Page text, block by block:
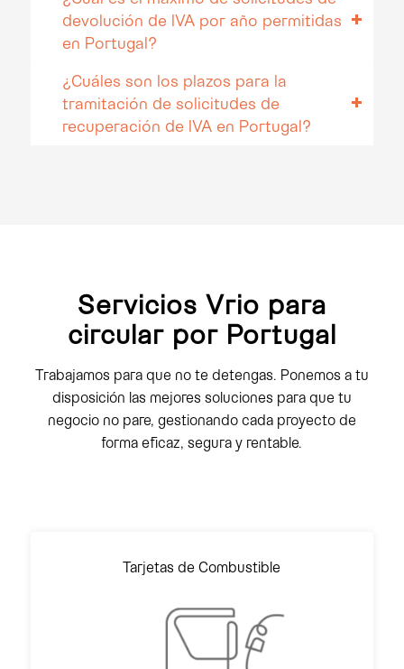
devolución de IVA por año permitidas
en Portugal?
¿Cuáles son los plazos para la
tramitación de solicitudes de
recuperación de IVA en Portugal?
Servicios Vrio para
circular por Portugal
Trabajamos para que no te detengas. Ponemos a tu
disposición las mejores soluciones para que tu
negocio no pare, gestionando cada proyecto de
forma eficaz, segura y rentable.
Tarjetas de Combustible